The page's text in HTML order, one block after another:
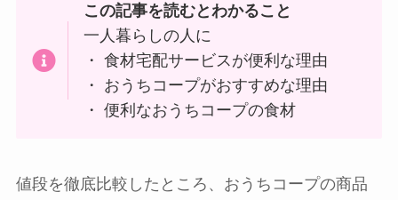
この記事を読むとわかること
一人暮らしの人に
・ 食材宅配サービスが便利な理由
・ おうちコープがおすすめな理由
・ 便利なおうちコープの食材
値段を徹底比較したところ、おうちコープの商品